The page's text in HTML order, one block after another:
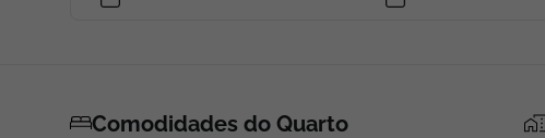
Comodidades do Quarto